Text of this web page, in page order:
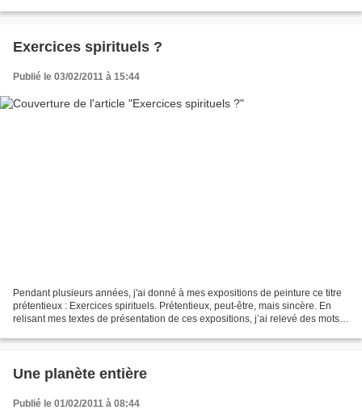
Exercices spirituels ?
Publié le 03/02/2011 à 15:44
Pendant plusieurs années, j'ai donné à mes expositions de peinture ce titre
prétentieux : Exercices spirituels. Prétentieux, peut-être, mais sincère. En
relisant mes textes de présentation de ces expositions, j’ai relevé des mots
Une planète entière
Publié le 01/02/2011 à 08:44